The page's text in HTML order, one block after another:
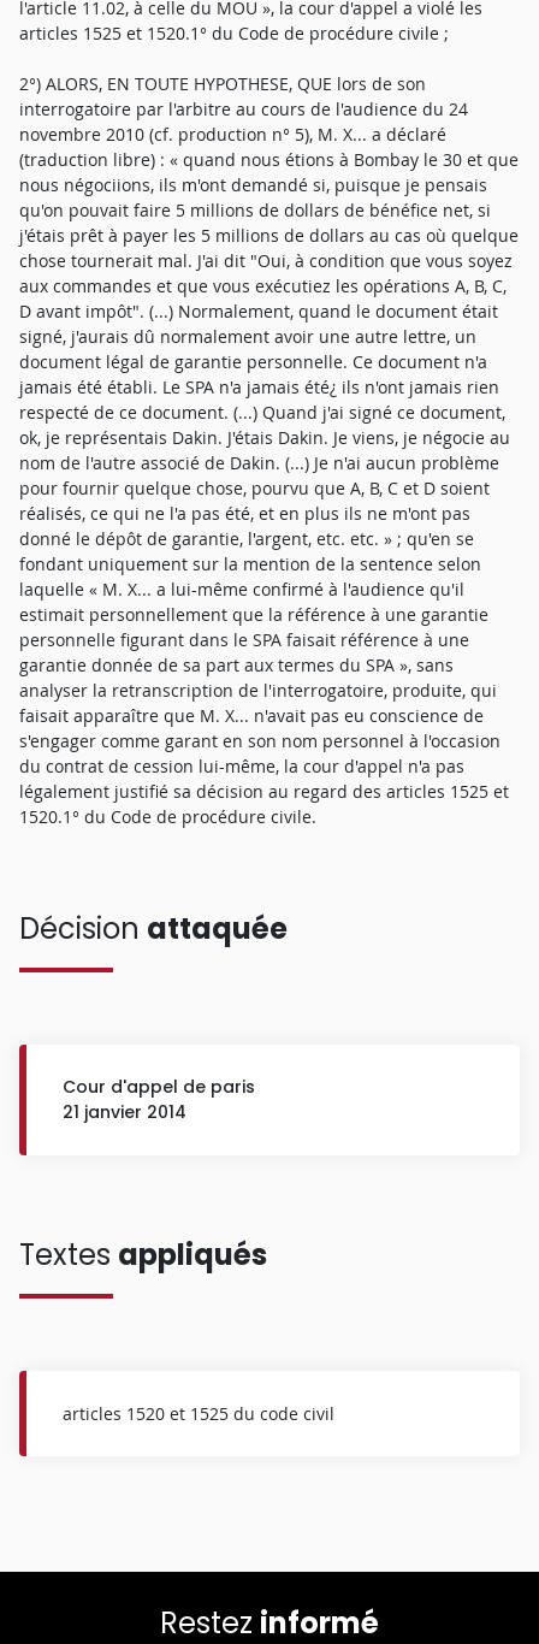
l'article 11.02, à celle du MOU », la cour d'appel a violé les
articles 1525 et 1520.1° du Code de procédure civile ;
2°) ALORS, EN TOUTE HYPOTHESE, QUE lors de son
interrogatoire par l'arbitre au cours de l'audience du 24
novembre 2010 (cf. production n° 5), M. X... a déclaré
(traduction libre) : « quand nous étions à Bombay le 30 et que
nous négociions, ils m'ont demandé si, puisque je pensais
qu'on pouvait faire 5 millions de dollars de bénéfice net, si
j'étais prêt à payer les 5 millions de dollars au cas où quelque
chose tournerait mal. J'ai dit "Oui, à condition que vous soyez
aux commandes et que vous exécutiez les opérations A, B, C,
D avant impôt". (...) Normalement, quand le document était
signé, j'aurais dû normalement avoir une autre lettre, un
document légal de garantie personnelle. Ce document n'a
jamais été établi. Le SPA n'a jamais été¿ ils n'ont jamais rien
respecté de ce document. (...) Quand j'ai signé ce document,
ok, je représentais Dakin. J'étais Dakin. Je viens, je négocie au
nom de l'autre associé de Dakin. (...) Je n'ai aucun problème
pour fournir quelque chose, pourvu que A, B, C et D soient
réalisés, ce qui ne l'a pas été, et en plus ils ne m'ont pas
donné le dépôt de garantie, l'argent, etc. etc. » ; qu'en se
fondant uniquement sur la mention de la sentence selon
laquelle « M. X... a lui-même confirmé à l'audience qu'il
estimait personnellement que la référence à une garantie
personnelle figurant dans le SPA faisait référence à une
garantie donnée de sa part aux termes du SPA », sans
analyser la retranscription de l'interrogatoire, produite, qui
faisait apparaître que M. X... n'avait pas eu conscience de
s'engager comme garant en son nom personnel à l'occasion
du contrat de cession lui-même, la cour d'appel n'a pas
légalement justifié sa décision au regard des articles 1525 et
1520.1° du Code de procédure civile.
Décision attaquée
Cour d'appel de paris
21 janvier 2014
Textes appliqués
articles 1520 et 1525 du code civil
Restez informé